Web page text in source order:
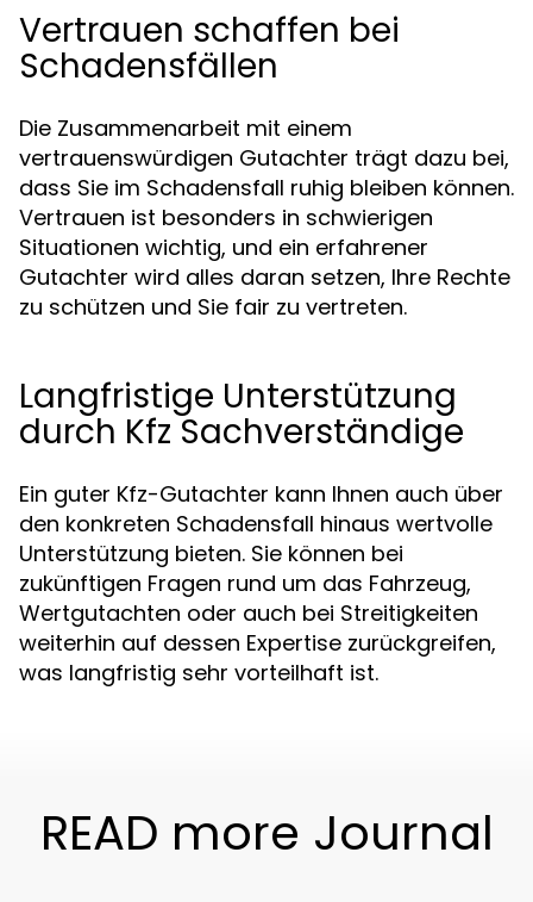
Vertrauen schaffen bei
Schadensfällen
Die Zusammenarbeit mit einem
vertrauenswürdigen Gutachter trägt dazu bei,
dass Sie im Schadensfall ruhig bleiben können.
Vertrauen ist besonders in schwierigen
Situationen wichtig, und ein erfahrener
Gutachter wird alles daran setzen, Ihre Rechte
zu schützen und Sie fair zu vertreten.
Langfristige Unterstützung
durch Kfz Sachverständige
Ein guter Kfz-Gutachter kann Ihnen auch über
den konkreten Schadensfall hinaus wertvolle
Unterstützung bieten. Sie können bei
zukünftigen Fragen rund um das Fahrzeug,
Wertgutachten oder auch bei Streitigkeiten
weiterhin auf dessen Expertise zurückgreifen,
was langfristig sehr vorteilhaft ist.
READ more Journal